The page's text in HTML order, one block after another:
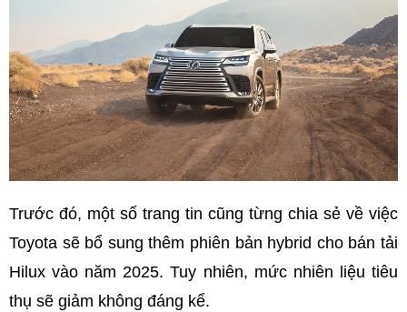
Trước đó, một số trang tin cũng từng chia sẻ về việc
Toyota sẽ bổ sung thêm phiên bản hybrid cho bán tải
Hilux vào năm 2025. Tuy nhiên, mức nhiên liệu tiêu
thụ sẽ giảm không đáng kể.